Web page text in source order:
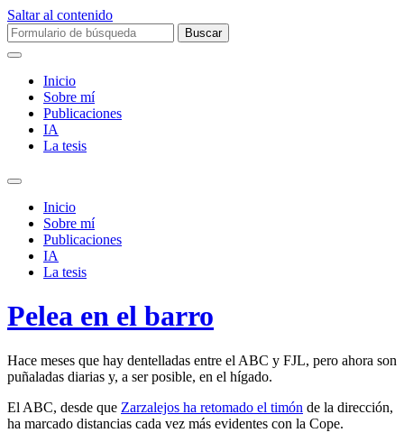
Saltar al contenido
Buscar:
Inicio
Sobre mí­
Publicaciones
IA
La tesis
Alternar
campo
búsqueda
Inicio
Sobre mí­
Publicaciones
IA
La tesis
Pelea en el barro
Hace meses que hay dentelladas entre el ABC y FJL, pero ahora son
puñaladas diarias y, a ser posible, en el hígado.
El ABC, desde que Zarzalejos ha retomado el timón de la dirección,
ha marcado distancias cada vez más evidentes con la Cope.